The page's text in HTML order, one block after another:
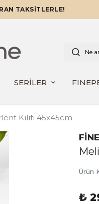
TAKSİTLERLE!
SERİLER
Kılıfı 45x45cm
Ürün
₺